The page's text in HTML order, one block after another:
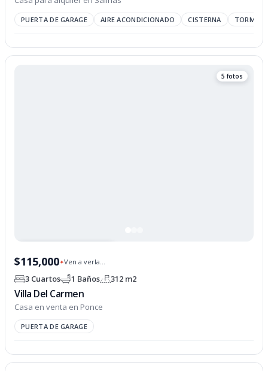
PUERTA DE GARAGE AIRE ACONDICIONADO CISTERNA
5 fotos
$115,000✦Ven a verla...
3 Cuartos 1 Baños 312 m2
Villa Del Carmen
Casa en venta en Ponce
PUERTA DE GARAGE